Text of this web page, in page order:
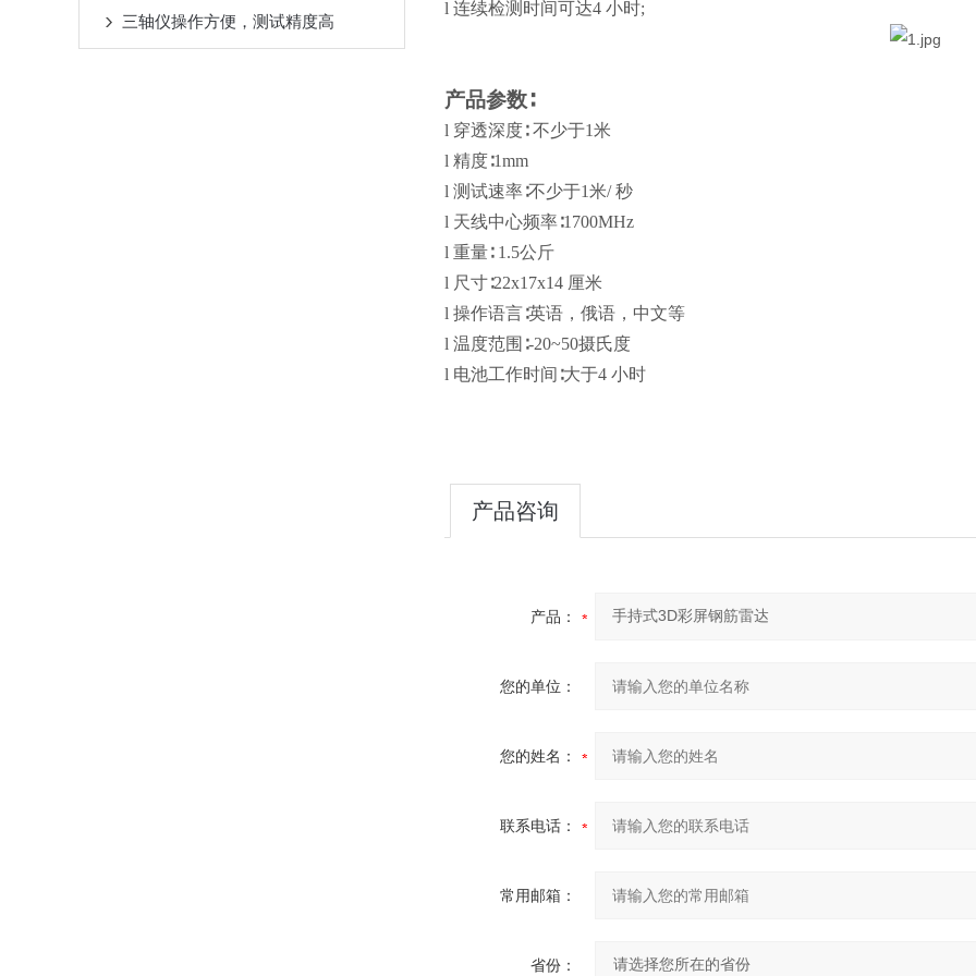
三轴仪操作方便，测试精度高
l 连续检测时间可达4 小时;
产品参数∶
l 穿透深度∶ 不少于1米
l 精度∶1mm
l 测试速率∶不少于1米/ 秒
l 天线中心频率∶1700MHz
l 重量∶ 1.5公斤
l 尺寸∶22x17x14 厘米
l 操作语言∶英语，俄语，中文等
l 温度范围∶-20~50摄氏度
l 电池工作时间∶大于4 小时
产品咨询
产品：
您的单位：
您的姓名：
联系电话：
常用邮箱：
省份：